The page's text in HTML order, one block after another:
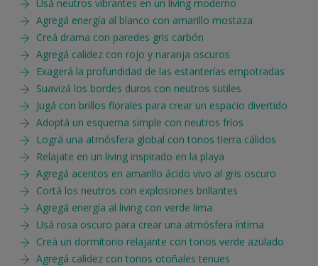
Usá neutros vibrantes en un living moderno
Agregá energía al blanco con amarillo mostaza
Creá drama con paredes gris carbón
Agregá calidez con rojo y naranja oscuros
Exagerá la profundidad de las estanterías empotradas
Suavizá los bordes duros con neutros sutiles
Jugá con brillos florales para crear un espacio divertido
Adoptá un esquema simple con neutros fríos
Lográ una atmósfera global con tonos tierra cálidos
Relajate en un living inspirado en la playa
Agregá acentos en amarillo ácido vivo al gris oscuro
Cortá los neutros con explosiones brillantes
Agregá energía al living con verde lima
Usá rosa oscuro para crear una atmósfera íntima
Creá un dormitorio relajante con tonos verde azulado
Agregá calidez con tonos otoñales tenues